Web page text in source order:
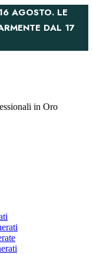
AGOSTO. LE
DAL 17
in Oro